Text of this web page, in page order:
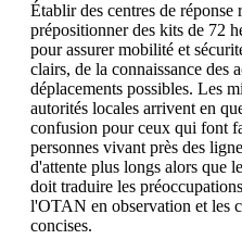
Établir des centres de réponse
prépositionner des kits de 72
pour assurer mobilité et
clairs, de la connaissance des
déplacements possibles. Les
autorités locales arrivent en
confusion pour ceux qui font
personnes vivant près des
d'attente plus longs alors que
doit traduire les
l'OTAN en observation et les
concises.